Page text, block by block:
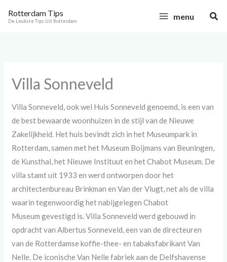
naar
Rotterdam Tips
De Leukste Tips Uit Rotterdam menu
Villa Sonneveld
Villa Sonneveld, ook wel Huis Sonneveld genoemd, is een van
de best bewaarde woonhuizen in de stijl van de Nieuwe
Zakelijkheid. Het huis bevindt zich in het Museumpark in
Rotterdam, samen met het Museum Boijmans van Beuningen,
de Kunsthal, het Nieuwe Instituut en het Chabot Museum. De
villa stamt uit 1933 en werd ontworpen door het
architectenbureau Brinkman en Van der Vlugt, net als de villa
waarin tegenwoordig het nabijgelegen Chabot
Museum gevestigd is. Villa Sonneveld werd gebouwd in
opdracht van Albertus Sonneveld, een van de directeuren
van de Rotterdamse koffie-thee- en tabaksfabrikant Van
Nelle. De iconische Van Nelle fabriek aan de Delfshavense
a
o
ë
n